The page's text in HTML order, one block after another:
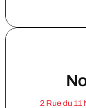
2 Rue du